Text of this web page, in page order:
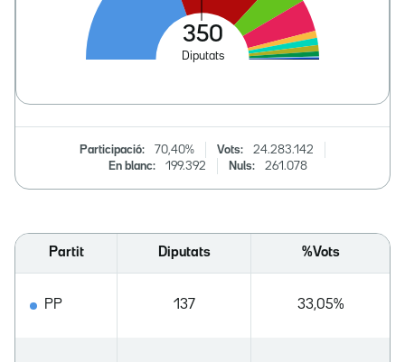
Participació: 70,40% Vots:
24.283.142
En blanc:
199.392 Nuls: 261.078
Partit Diputats %Vots
PP 137 33,05%